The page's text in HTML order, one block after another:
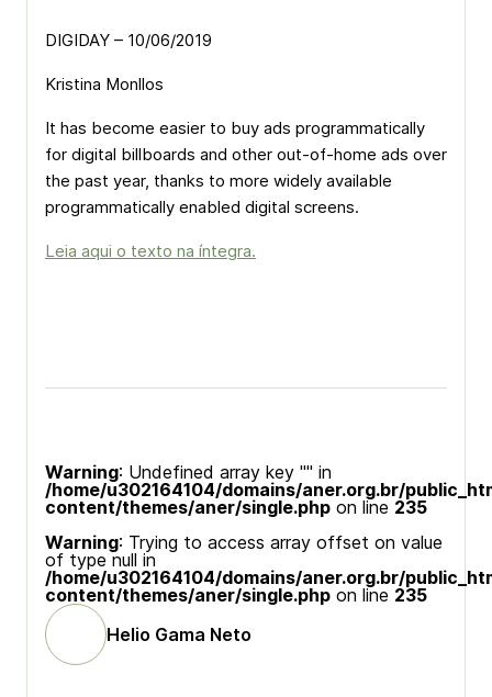
DIGIDAY – 10/06/2019
Kristina Monllos
It has become easier to buy ads programmatically
for digital billboards and other out-of-home ads over
the past year, thanks to more widely available
programmatically enabled digital screens.
Leia aqui o texto na íntegra.
Warning: Undefined array key "" in
/home/u302164104/domains/aner.org.br/
content/themes/aner/single.php on line 235
Warning: Trying to access array offset on value
of type null in
/home/u302164104/domains/aner.org.br/
content/themes/aner/single.php on line 235
Helio Gama Neto